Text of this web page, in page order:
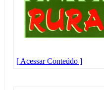
[ Acessar Conteúdo ]